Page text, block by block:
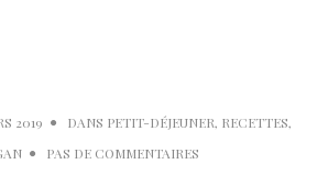
2019 DANS PETIT-DÉJEUNER, RECETTES,
PAS DE COMMENTAIRES